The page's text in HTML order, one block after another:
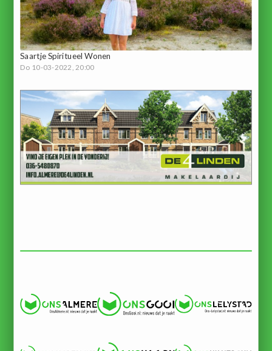
Saartje Spiritueel Wonen
Do 10-03-2022, 20:00